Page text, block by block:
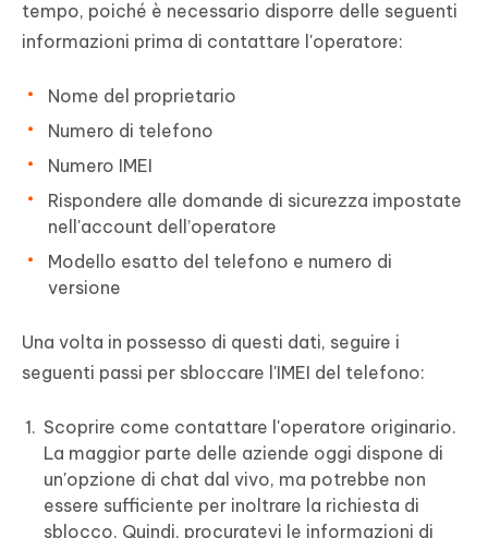
tempo, poiché è necessario disporre delle seguenti
informazioni prima di contattare l'operatore:
Nome del proprietario
Numero di telefono
Numero IMEI
Rispondere alle domande di sicurezza impostate
nell'account dell’operatore
Modello esatto del telefono e numero di
versione
Una volta in possesso di questi dati, seguire i
seguenti passi per sbloccare l'IMEI del telefono:
Scoprire come contattare l'operatore originario.
La maggior parte delle aziende oggi dispone di
un'opzione di chat dal vivo, ma potrebbe non
essere sufficiente per inoltrare la richiesta di
sblocco. Quindi, procuratevi le informazioni di